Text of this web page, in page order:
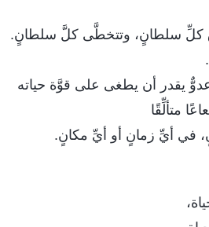
كلِّ سلطانٍ، وتتخطَّى كلَّ سلطانٍ.
يقدر أن يطغى على قوَّة حياته
متألِّقًا
في أيِّ زمانٍ أو أيِّ مكانٍ.